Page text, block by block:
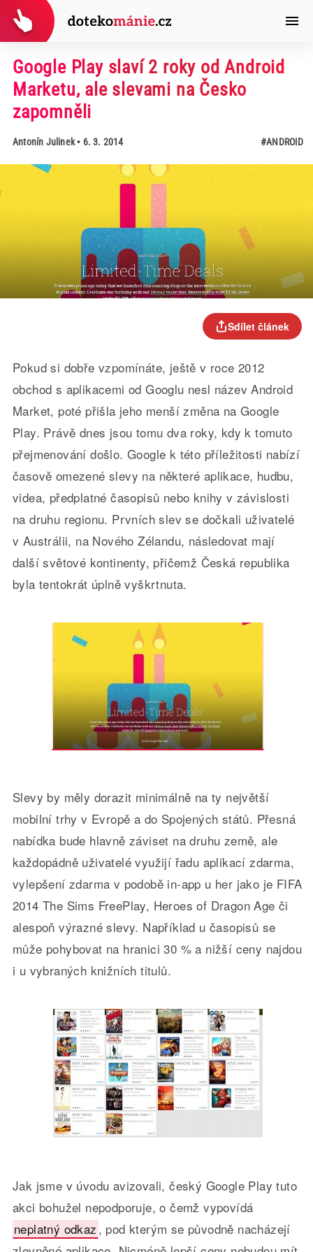
Google Play slaví 2 roky od Android
Marketu, ale slevami na Česko
zapomněli
Antonín Julinek• 6. 3. 2014 #ANDROID
Sdílet článek
Pokud si dobře vzpomínáte, ještě v roce 2012
obchod s aplikacemi od Googlu nesl název Android
Market, poté přišla jeho menší změna na Google
Play. Právě dnes jsou tomu dva roky, kdy k tomuto
přejmenování došlo. Google k této příležitosti nabízí
časově omezené slevy na některé aplikace, hudbu,
videa, předplatné časopisů nebo knihy v závislosti
na druhu regionu. Prvních slev se dočkali uživatelé
v Austrálii, na Nového Zélandu, následovat mají
další světové kontinenty, přičemž Česká republika
byla tentokrát úplně vyškrtnuta.
Slevy by měly dorazit minimálně na ty největší
mobilní trhy v Evropě a do Spojených států. Přesná
nabídka bude hlavně záviset na druhu země, ale
každopádně uživatelé využijí řadu aplikací zdarma,
vylepšení zdarma v podobě in-app u her jako je FIFA
2014 The Sims FreePlay, Heroes of Dragon Age či
alespoň výrazné slevy. Například u časopisů se
může pohybovat na hranici 30 % a nižší ceny najdou
i u vybraných knižních titulů.
Jak jsme v úvodu avizovali,český Google Play tuto
akci bohužel nepodporuje, o čemž vypovídá
neplatný odkaz , pod kterým se původně nacházejí